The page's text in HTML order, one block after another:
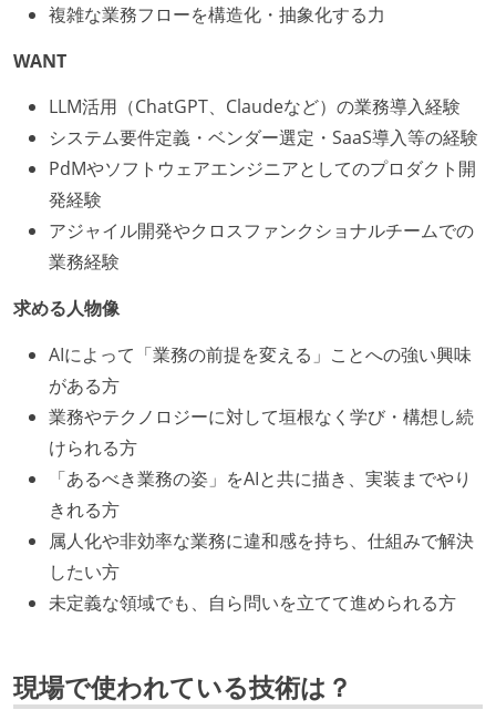
複雑な業務フローを構造化・抽象化する力
WANT
LLM活用（ChatGPT、Claudeなど）の業務導入経験
システム要件定義・ベンダー選定・SaaS導入等の経験
PdMやソフトウェアエンジニアとしてのプロダクト開
発経験
アジャイル開発やクロスファンクショナルチームでの
業務経験
求める人物像
AIによって「業務の前提を変える」ことへの強い興味
がある方
業務やテクノロジーに対して垣根なく学び・構想し続
けられる方
「あるべき業務の姿」をAIと共に描き、実装までやり
きれる方
属人化や非効率な業務に違和感を持ち、仕組みで解決
したい方
未定義な領域でも、自ら問いを立てて進められる方
現場で使われている技術は？